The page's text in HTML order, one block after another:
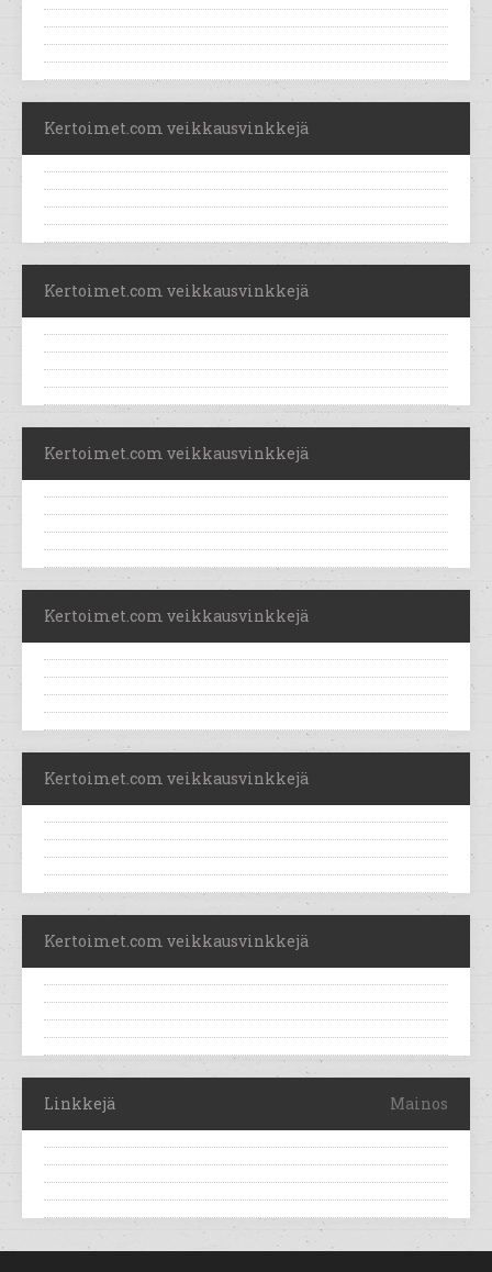
Kertoimet.com veikkausvinkkejä
Kertoimet.com veikkausvinkkejä
Kertoimet.com veikkausvinkkejä
Kertoimet.com veikkausvinkkejä
Kertoimet.com veikkausvinkkejä
Kertoimet.com veikkausvinkkejä
Linkkejä Mainos